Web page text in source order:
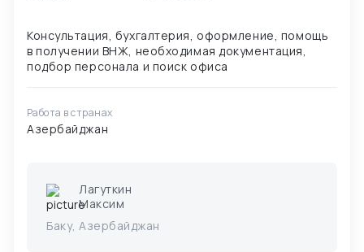
Консультация, бухгалтерия, оформление, помощь
в получении ВНЖ, необходимая документация,
Работа в странах
Азербайджан
Лагуткин
Максим
Баку, Азербайджан